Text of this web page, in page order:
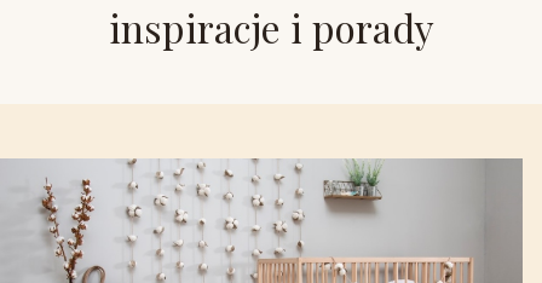
inspiracje i porady